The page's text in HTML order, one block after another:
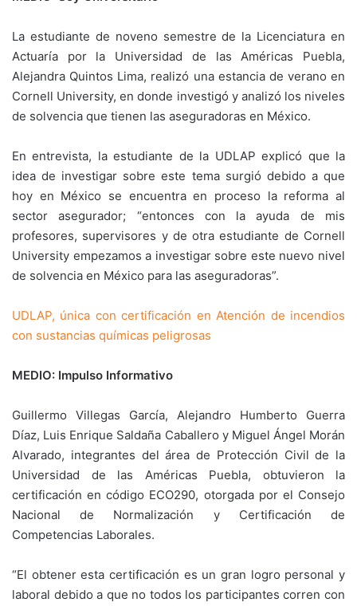
La estudiante de noveno semestre de la Licenciatura en
Actuaría por la Universidad de las Américas Puebla,
Alejandra Quintos Lima, realizó una estancia de verano en
Cornell University, en donde investigó y analizó los niveles
de solvencia que tienen las aseguradoras en México.
En entrevista, la estudiante de la UDLAP explicó que la
idea de investigar sobre este tema surgió debido a que
hoy en México se encuentra en proceso la reforma al
sector asegurador; “entonces con la ayuda de mis
profesores, supervisores y de otra estudiante de Cornell
University empezamos a investigar sobre este nuevo nivel
de solvencia en México para las aseguradoras”.
UDLAP, única con certificación en Atención de incendios
con sustancias químicas peligrosas
MEDIO: Impulso Informativo
Guillermo Villegas García, Alejandro Humberto Guerra
Díaz, Luis Enrique Saldaña Caballero y Miguel Ángel Morán
Alvarado, integrantes del área de Protección Civil de la
Universidad de las Américas Puebla, obtuvieron la
certificación en código ECO290, otorgada por el Consejo
Nacional de Normalización y Certificación de
Competencias Laborales.
“El obtener esta certificación es un gran logro personal y
laboral debido a que no todos los participantes corren con